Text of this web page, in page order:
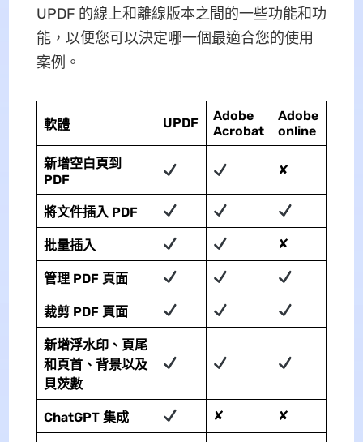
UPDF 的線上和離線版本之間的一些功能和功
能，以便您可以決定哪一個最適合您的使用
案例。
軟體 UPDF
Adobe
Acrobat
Adobe
online
新增空白頁到
PDF
✘
將文件插入 PDF
批量插入 ✘
管理 PDF 頁面
裁剪 PDF 頁面
新增浮水印、頁尾
和頁首、背景以及
貝茨數
ChatGPT 集成 ✘ ✘